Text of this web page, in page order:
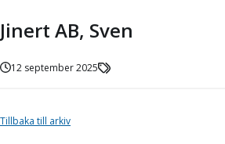
Jinert AB, Sven
12 september 2025
Tillbaka till arkiv